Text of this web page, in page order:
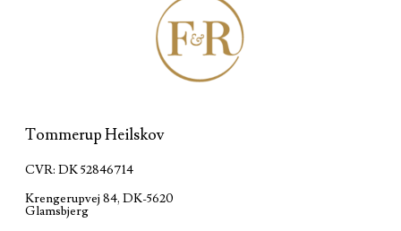
Tommerup Heilskov
CVR: DK 52846714
Krengerupvej 84, DK-5620
Glamsbjerg